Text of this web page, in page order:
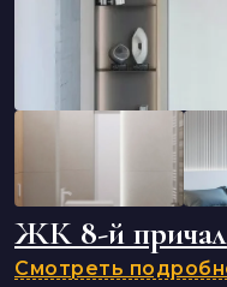
ЖК 8-й причал
Смотреть